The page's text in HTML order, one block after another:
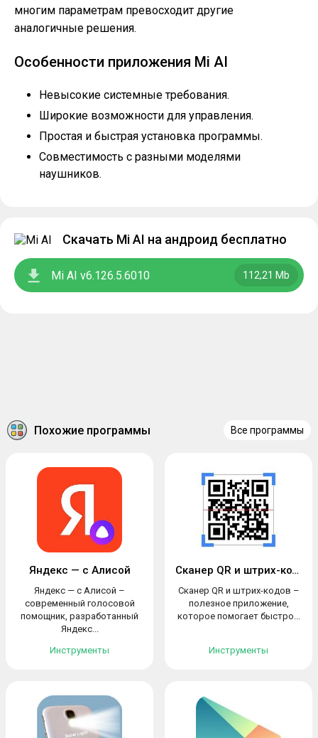
многим параметрам превосходит другие
аналогичные решения.
Особенности приложения Mi AI
Невысокие системные требования.
Широкие возможности для управления.
Простая и быстрая установка программы.
Совместимость с разными моделями
наушников.
Скачать Mi AI на андроид бесплатно
Mi AI v6.126.5.6010 112,21 Mb
Похожие программы Все программы
Яндекс — с Алисой
Яндекс — с Алисой –
современный голосовой
помощник, разработанный
Яндекс...
Инструменты
Сканер QR и штрих-кодов
Сканер QR и штрих-кодов –
полезное приложение,
которое помогает быстро...
Инструменты